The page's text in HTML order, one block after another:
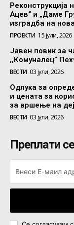
Реконструкција
Ацев“ и „Даме
изградба на
ПРОЕКТИ 15 јули, 2026
Јавен повик за
,,Комуналец”
ВЕСТИ 03 јули, 2026
Одлука за
и цената за
за вршење на
ВЕСТИ 03 јули, 2026
Преплати се